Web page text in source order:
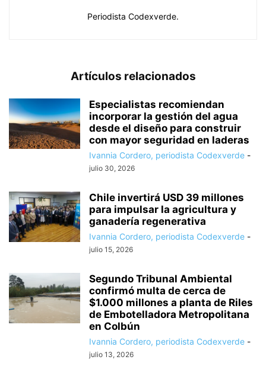
Periodista Codexverde.
Artículos relacionados
Especialistas recomiendan
incorporar la gestión del agua
desde el diseño para construir
con mayor seguridad en laderas
Ivannia Cordero, periodista Codexverde -
julio 30, 2026
Chile invertirá USD 39 millones
para impulsar la agricultura y
ganadería regenerativa
Ivannia Cordero, periodista Codexverde -
julio 15, 2026
Segundo Tribunal Ambiental
confirmó multa de cerca de
$1.000 millones a planta de Riles
de Embotelladora Metropolitana
en Colbún
Ivannia Cordero, periodista Codexverde -
julio 13, 2026